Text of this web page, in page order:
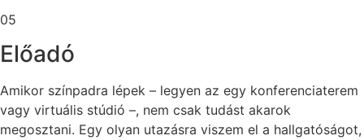
05
Előadó
Amikor színpadra lépek – legyen az egy konferenciaterem
vagy virtuális stúdió –, nem csak tudást akarok
megosztani. Egy olyan utazásra viszem el a hallgatóságot,